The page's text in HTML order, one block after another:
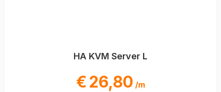
€ 26,80 /m
HA KVM Server L